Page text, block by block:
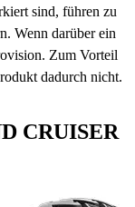
sind, führen zu
Wenn darüber ein
Zum Vorteil
dadurch nicht.
CRUISER